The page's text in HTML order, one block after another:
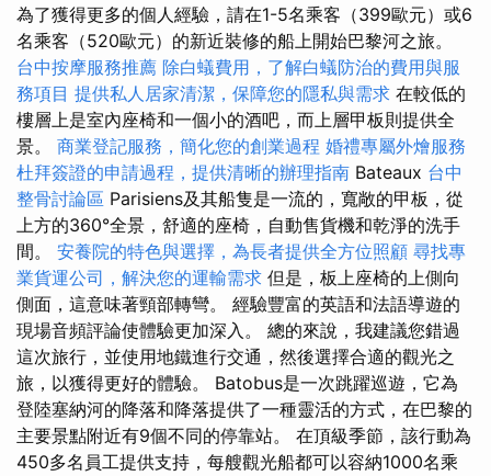
為了獲得更多的個人經驗，請在1-5名乘客（399歐元）或6
名乘客（520歐元）的新近裝修的船上開始巴黎河之旅。
台中按摩服務推薦 除白蟻費用，了解白蟻防治的費用與服
務項目 提供私人居家清潔，保障您的隱私與需求 在較低的
樓層上是室內座椅和一個小的酒吧，而上層甲板則提供全
景。 商業登記服務，簡化您的創業過程 婚禮專屬外燴服務
杜拜簽證的申請過程，提供清晰的辦理指南 Bateaux 台中
整骨討論區 Parisiens及其船隻是一流的，寬敞的甲板，從
上方的360°全景，舒適的座椅，自動售貨機和乾淨的洗手
間。 安養院的特色與選擇，為長者提供全方位照顧 尋找專
業貨運公司，解決您的運輸需求 但是，板上座椅的上側向
側面，這意味著頸部轉彎。 經驗豐富的英語和法語導遊的
現場音頻評論使體驗更加深入。 總的來說，我建議您錯過
這次旅行，並使用地鐵進行交通，然後選擇合適的觀光之
旅，以獲得更好的體驗。 Batobus是一次跳躍巡遊，它為
登陸塞納河的降落和降落提供了一種靈活的方式，在巴黎的
主要景點附近有9個不同的停靠站。 在頂級季節，該行動為
450多名員工提供支持，每艘觀光船都可以容納1000名乘